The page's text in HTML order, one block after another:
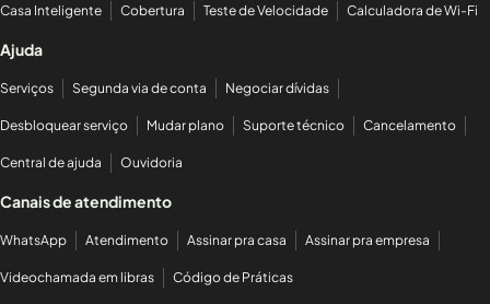
Casa Inteligente Cobertura Teste de Velocidade Calculadora de Wi-Fi
Ajuda
Serviços Segunda via de conta Negociar dívidas
Desbloquear serviço Mudar plano Suporte técnico Cancelamento
Central de ajuda Ouvidoria
Canais de atendimento
WhatsApp Atendimento Assinar pra casa Assinar pra empresa
Videochamada em libras Código de Práticas